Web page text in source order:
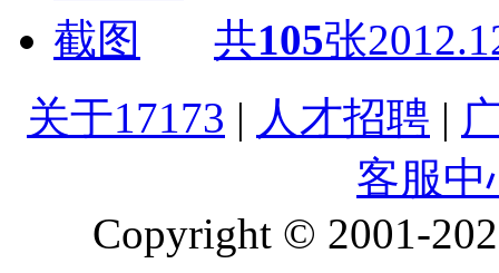
共105张
关于17173 | 人才招聘 |
客服中
Copyright © 2001-